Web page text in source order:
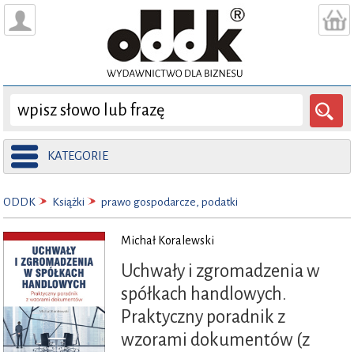
KATEGORIE
ODDK Książki prawo gospodarcze, podatki
Michał Koralewski
Uchwały i zgromadzenia w
spółkach handlowych.
Praktyczny poradnik z
wzorami dokumentów (z